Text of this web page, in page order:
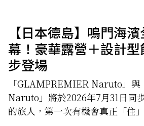
【日本德島】鳴門海
幕！豪華露營＋設計
步登場
「GLAMPREMIER Naruto」與
Naruto」將於2026年7月31日同
的旅人，第一次有機會真正「住